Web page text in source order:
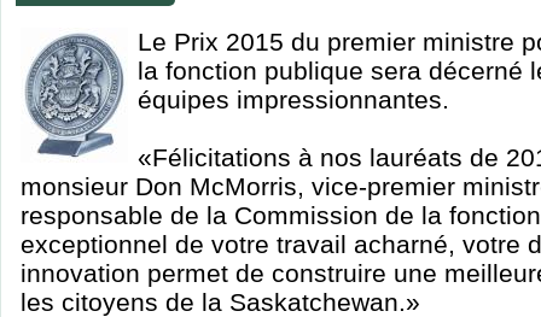
Le Prix 2015 du premier ministre
la fonction publique sera décerné
équipes impressionnantes.
«Félicitations à nos lauréats de
monsieur Don McMorris, vice-premier
responsable de la Commission de la
exceptionnel de votre travail acharné, votre
innovation permet de construire une
les citoyens de la Saskatchewan.»